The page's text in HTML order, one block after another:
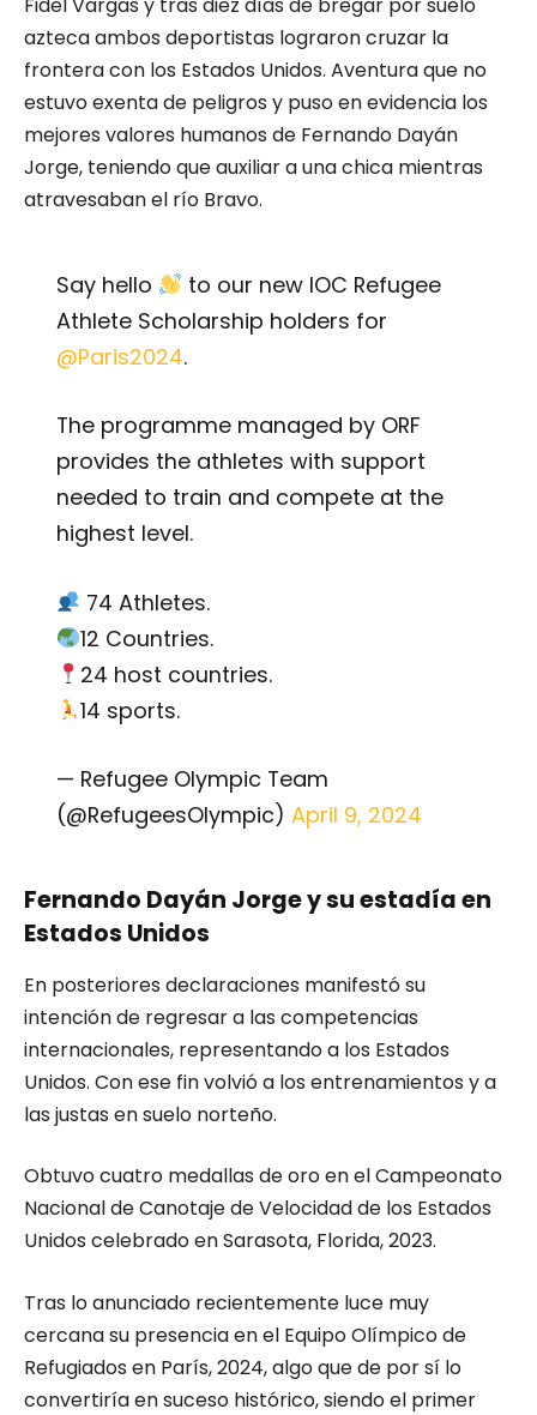
Fidel Vargas y tras diez días de bregar por suelo
azteca ambos deportistas lograron cruzar la
frontera con los Estados Unidos. Aventura que no
estuvo exenta de peligros y puso en evidencia los
mejores valores humanos de Fernando Dayán
Jorge, teniendo que auxiliar a una chica mientras
atravesaban el río Bravo.
Say hello
to our new IOC Refugee
Athlete Scholarship holders for
@Paris2024.
The programme managed by ORF
provides the athletes with support
needed to train and compete at the
highest level.
74 Athletes.
12 Countries.
24 host countries.
14 sports.
— Refugee Olympic Team
(@RefugeesOlympic) April 9, 2024
Fernando Dayán Jorge y su estadía en
Estados Unidos
En posteriores declaraciones manifestó su
intención de regresar a las competencias
internacionales, representando a los Estados
Unidos. Con ese fin volvió a los entrenamientos y a
las justas en suelo norteño.
Obtuvo cuatro medallas de oro en el Campeonato
Nacional de Canotaje de Velocidad de los Estados
Unidos celebrado en Sarasota, Florida, 2023.
Tras lo anunciado recientemente luce muy
cercana su presencia en el Equipo Olímpico de
Refugiados en París, 2024, algo que de por sí lo
convertiría en suceso histórico, siendo el primer